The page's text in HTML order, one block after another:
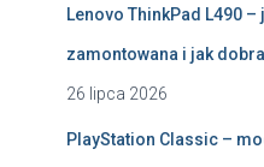
Lenovo ThinkPad L490
zamontowana i jak
26 lipca 2026
PlayStation Classic –